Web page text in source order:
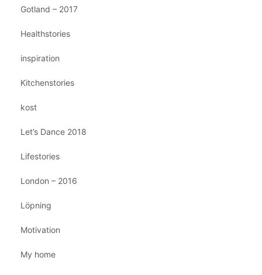
Gotland – 2017
Healthstories
inspiration
Kitchenstories
kost
Let’s Dance 2018
Lifestories
London – 2016
Löpning
Motivation
My home